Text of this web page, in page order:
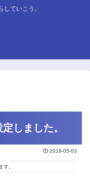
ていこう。
しました。
2019-05-03
す。